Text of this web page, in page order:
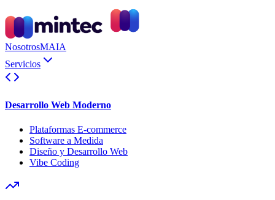
NosotrosMAIA
Servicios
Desarrollo Web Moderno
Plataformas E-commerce
Software a Medida
Diseño y Desarrollo Web
Vibe Coding